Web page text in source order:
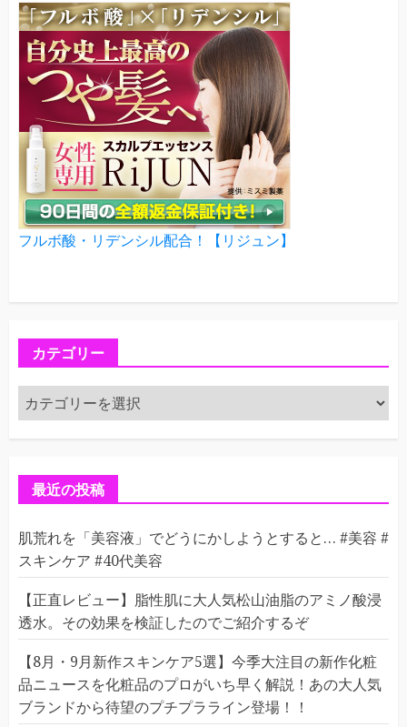
フルボ酸・リデンシル配合！【リジュン】
カテゴリー
カ
テ
ゴ
最近の投稿
肌荒れを「美容液」でどうにかしようとすると… #美容 #
スキンケア #40代美容
【正直レビュー】脂性肌に大人気松山油脂のアミノ酸浸
透水。その効果を検証したのでご紹介するぞ
【8月・9月新作スキンケア5選】今季大注目の新作化粧
品ニュースを化粧品のプロがいち早く解説！あの大人気
ブランドから待望のプチプラライン登場！！